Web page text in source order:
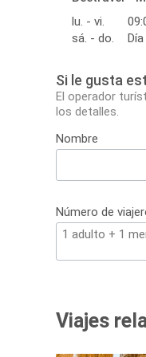
lu. - vi.
sá. - do.
Si le gusta
El operador
los detalles.
Nombre
Número de
Viajes